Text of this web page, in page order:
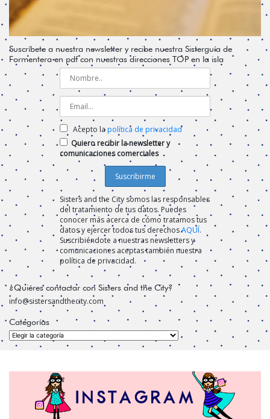
Suscríbete a nuestra newsletter y recibe nuestra Sisterguía de
Formentera en pdf con nuestras direcciones TOP en la isla
Acepto lapolítica de privacidad
Quiero recibir la newsletter y
comunicaciones comerciales
Sisters and the City somos las responsables
del tratamiento de tus datos. Puedes
conocer más acerca de cómo tratamos tus
datos y ejercer todos tus derechosAQUÍ.
Suscribiéndote a nuestras newsletters y
comunicaciones aceptas también nuestra
política de privacidad.
¿Quiéres contactar con Sisters and the City?
info@sistersandthecity.com
Categorías
Categorías